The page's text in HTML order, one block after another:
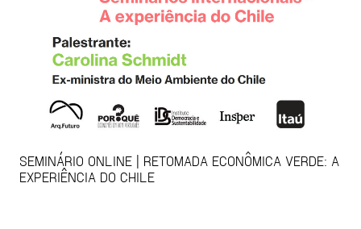
SEMINÁRIO ONLINE | RETOMADA ECONÔMICA VERDE: A
EXPERIÊNCIA DO CHILE